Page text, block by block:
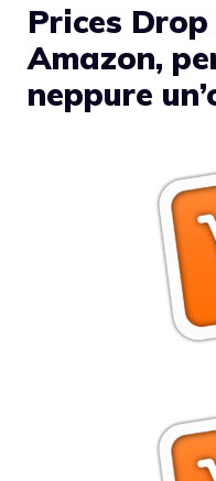
Prices
Amazon,
neppure